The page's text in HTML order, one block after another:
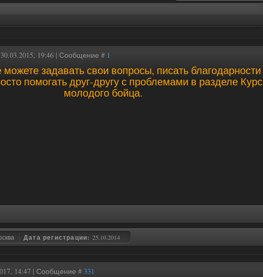
19:46 | Сообщение # 1
можете задавать свои вопросы, писать благодарности
помогать друг-другу с проблемами в разделе Курс
молодого бойца.
Дата регистрации: 25.10.2014
14:47 | Сообщение # 331